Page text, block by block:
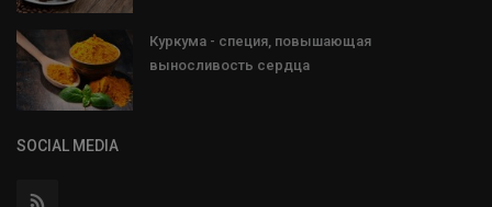
Куркума - специя, повышающая
выносливость сердца
SOCIAL MEDIA